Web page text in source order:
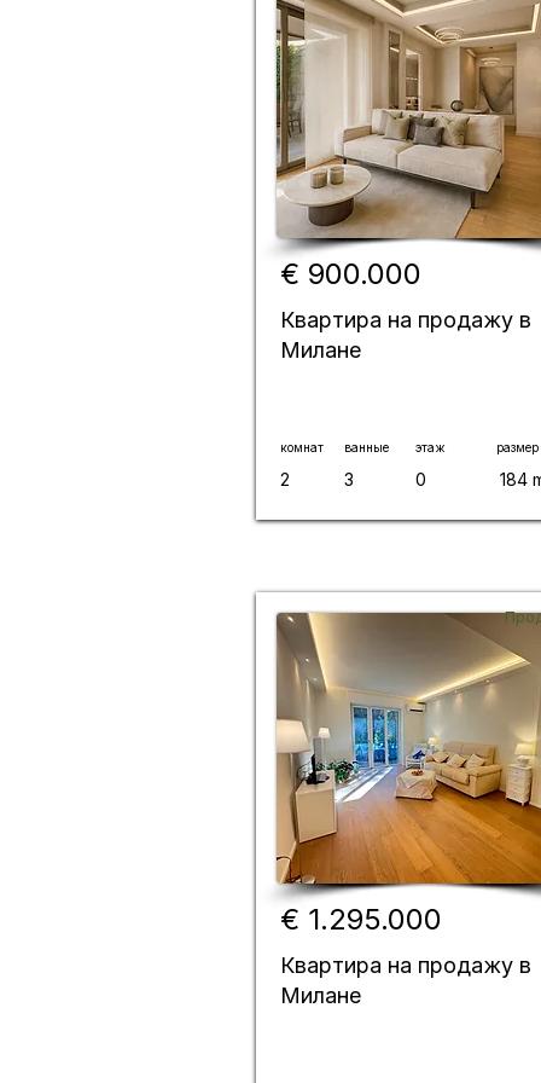
€ 900.000
Квартира на продажу в
Милане
комнат
2
ванные
3
этаж
0
размер
184
€ 1.295.000
Квартира на продажу в
Милане